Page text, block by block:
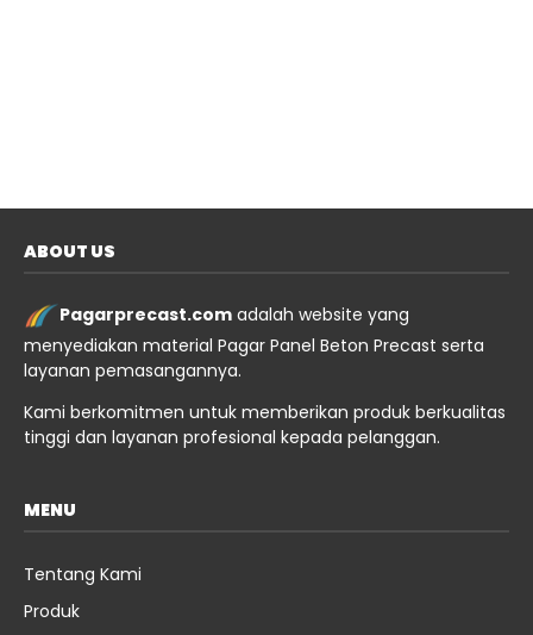
ABOUT US
Pagarprecast.com adalah website yang
menyediakan material Pagar Panel Beton Precast serta
layanan pemasangannya.
Kami berkomitmen untuk memberikan produk berkualitas
tinggi dan layanan profesional kepada pelanggan.
MENU
Tentang Kami
Produk